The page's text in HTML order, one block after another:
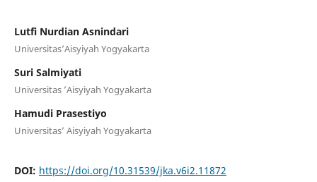
Lutfi Nurdian Asnindari
Universitas’Aisyiyah Yogyakarta
Suri Salmiyati
Universitas ’Aisyiyah Yogyakarta
Hamudi Prasestiyo
Universitas’ Aisyiyah Yogyakarta
DOI: https://doi.org/10.31539/jka.v6i2.11872